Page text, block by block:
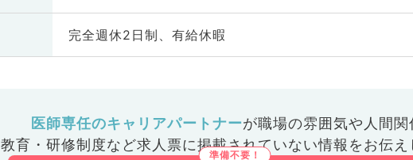
完全週休2日制、有給休暇
医師専任のキャリアパートナーが職場の雰囲気や人間関
教育・研修制度など求人票に掲載されていない情報をお伝え